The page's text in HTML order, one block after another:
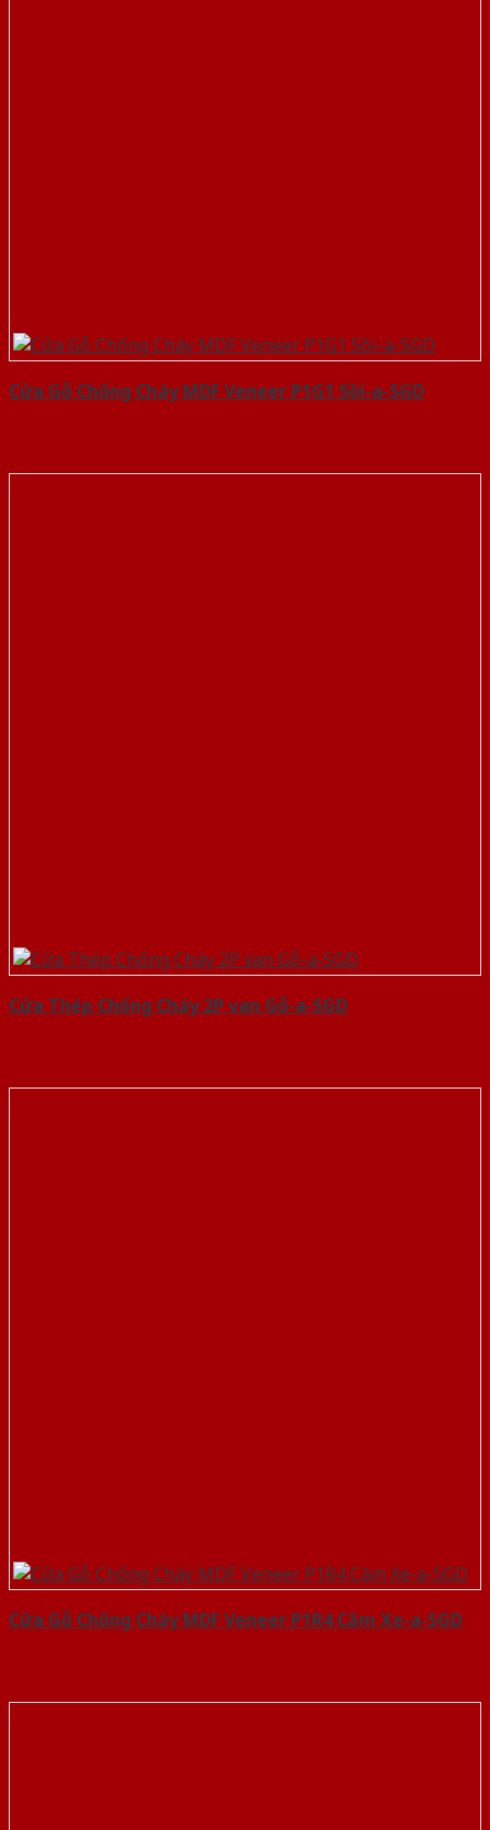
Cửa Gỗ Chống Cháy MDF Veneer P1G1 Sồi-a-SGD
Cửa Thép Chống Cháy 2P van Gỗ-a-SGD
Cửa Gỗ Chống Cháy MDF Veneer P1R4 Căm Xe-a-SGD